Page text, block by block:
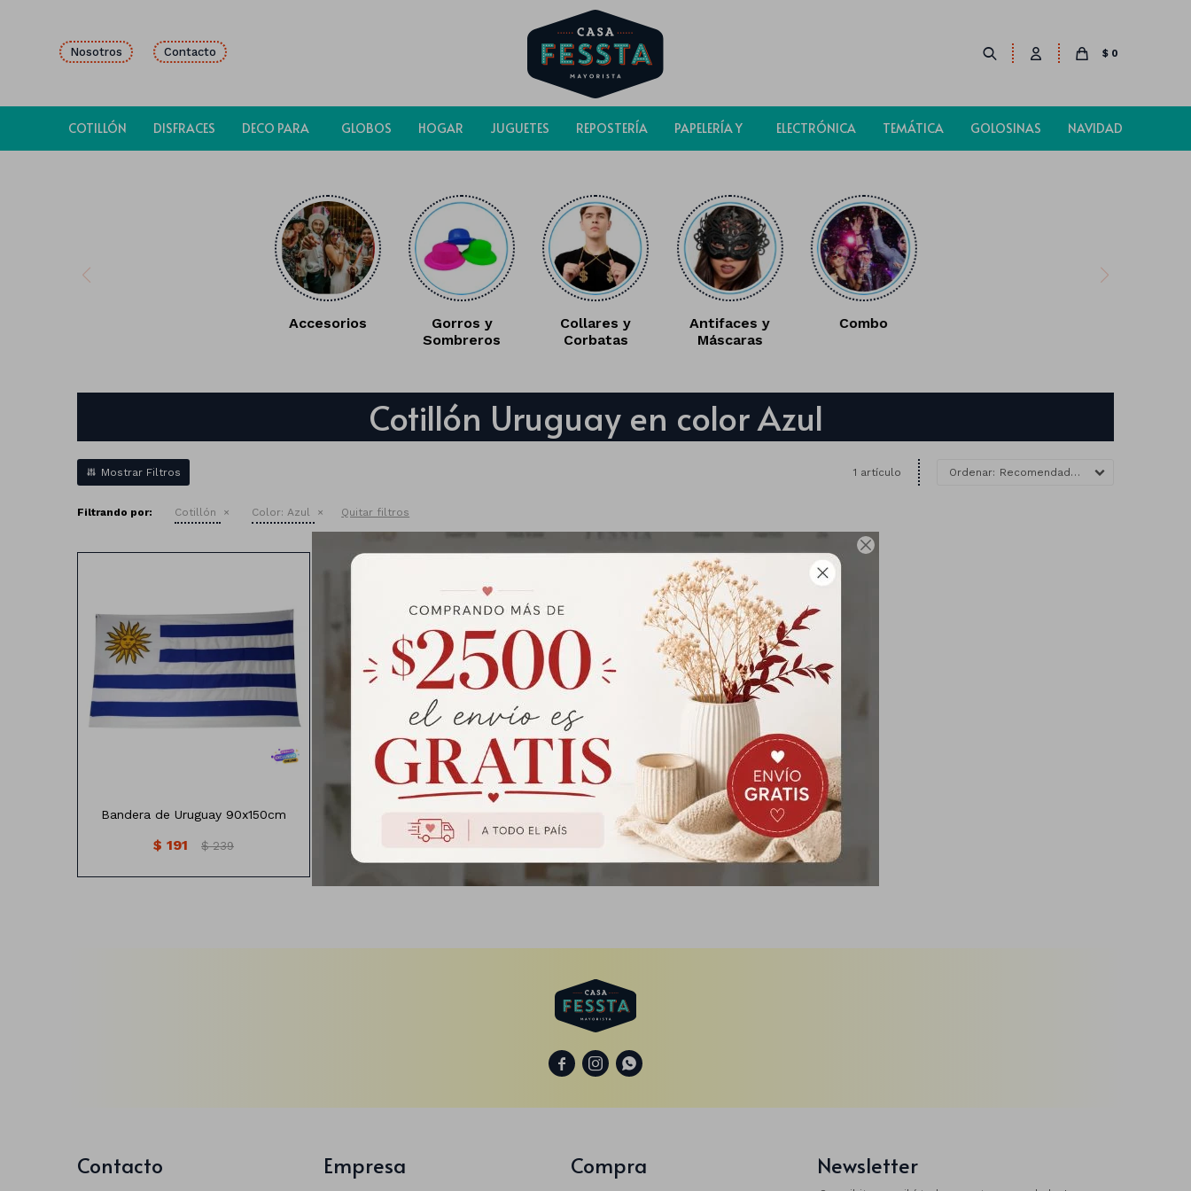

COTILLÓN DISFRACES DECO PARA GLOBOS HOGAR JUGUETES REPOSTERÍA PAPELERÍA Y ELECTRÓNICA TEMÁTICA GOLOSINAS NAVIDAD
$ 0
Nosotros Contacto
Accesorios
Gorros y
Sombreros
Collares y
Corbatas
Antifaces y
Máscaras
Combo
Cotillón Uruguay en color Azul
1 artículo Recomendados
Filtrando por: Cotillón Color: Azul Quitar filtros
Bandera de Uruguay DE TELA
Medias: 90cm x 150cm
Bandera de Uruguay 90x150cm
$ 191 $ 239
  
Contacto Empresa Compra Newsletter